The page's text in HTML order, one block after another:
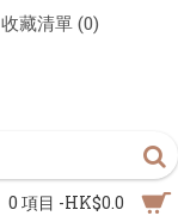
收藏清單 (0)
0 項目 -HK$0.0